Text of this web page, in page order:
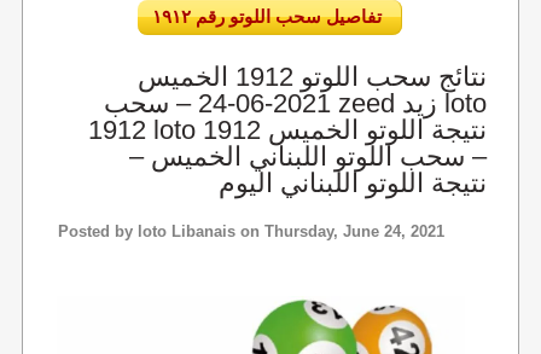
تفاصيل سحب اللوتو رقم ١٩١٢
نتائج سحب اللوتو 1912 الخميس
2021-06-24 – سحب zeed زيد loto
1912 loto 1912 نتيجة اللوتو الخميس
– سحب اللوتو اللبناني الخميس –
نتيجة اللوتو اللبناني اليوم
Posted by loto Libanaison Thursday, June 24, 2021